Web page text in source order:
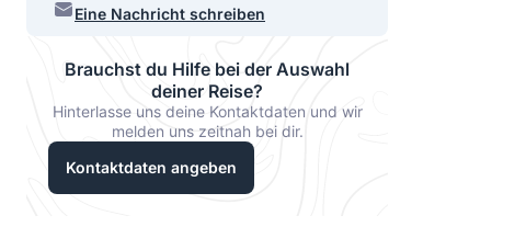
Eine Nachricht schreiben
Brauchst du Hilfe bei der Auswahl
deiner Reise?
Hinterlasse uns deine Kontaktdaten und wir
melden uns zeitnah bei dir.
Kontaktdaten angeben